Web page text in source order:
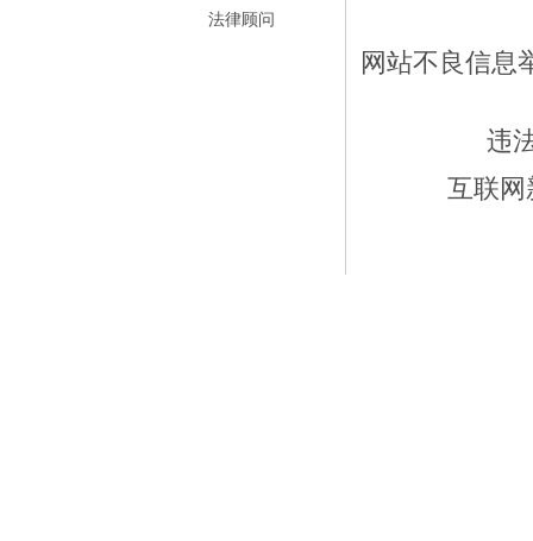
法律顾问
网站不良信息
违
互联网